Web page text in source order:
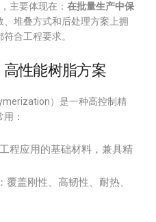
主要体现在： 在批量生产中保
、堆叠方式和后处理方案上拥
合工程要求。
高性能树脂方案
）是一种高控制精
：
程应用的基础材料，兼具精
：覆盖刚性、高韧性、耐热、